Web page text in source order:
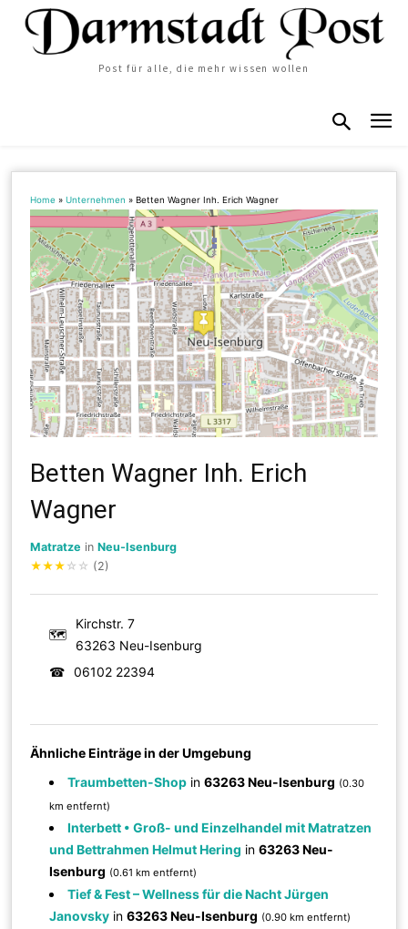
Post für alle, die mehr wissen wollen
Home »Unternehmen »Betten Wagner Inh. Erich Wagner
Betten Wagner Inh. Erich
Wagner
Matratze inNeu-Isenburg
★★★ ☆ ☆ (2)
🗺
Kirchstr. 7
63263 Neu-Isenburg
☎
06102 22394
Ähnliche Einträge in der Umgebung
Traumbetten-Shop in63263 Neu-Isenburg (0.30
km entfernt)
Interbett • Groß- und Einzelhandel mit Matratzen
und Bettrahmen Helmut Hering in63263 Neu-
Isenburg (0.61 km entfernt)
Tief & Fest – Wellness für die Nacht Jürgen
Janovsky in63263 Neu-Isenburg (0.90 km entfernt)